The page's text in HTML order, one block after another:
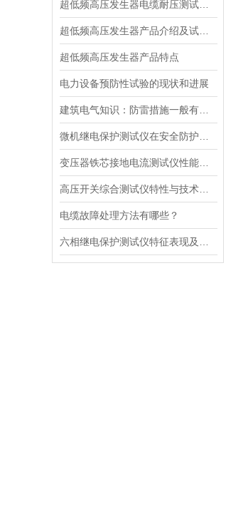
超低频高压发生器产品特点
电力设备预防性试验的现状和进展
电缆故障处理方法有哪些？